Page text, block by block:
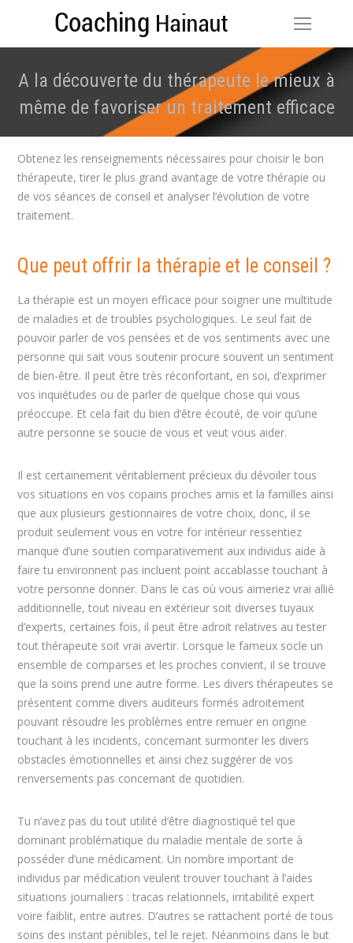
A la découverte du thérapeute le mieux à
même de favoriser un traitement efficace
Vous êtes ici :
Obtenez les renseignements nécessaires pour choisir le bon
thérapeute, tirer le plus grand avantage de votre thérapie ou
de vos séances de conseil et analyser l’évolution de votre
traitement.
Que peut offrir la thérapie et le conseil ?
La thérapie est un moyen efficace pour soigner une multitude
de maladies et de troubles psychologiques. Le seul fait de
pouvoir parler de vos pensées et de vos sentiments avec une
personne qui sait vous soutenir procure souvent un sentiment
de bien-être. Il peut être très réconfortant, en soi, d’exprimer
vos inquiétudes ou de parler de quelque chose qui vous
préoccupe. Et cela fait du bien d’être écouté, de voir qu’une
autre personne se soucie de vous et veut vous aider.
Il est certainement véritablement précieux du dévoiler tous
vos situations en vos copains proches amis et la familles ainsi
que aux plusieurs gestionnaires de votre choix, donc, il se
produit seulement vous en votre for intérieur ressentiez
manque d’une soutien comparativement aux individus aide à
faire tu environnent pas incluent point accablasse touchant à
votre personne donner. Dans le cas où vous aimeriez vrai allié
additionnelle, tout niveau en extérieur soit diverses tuyaux
d’experts, certaines fois, il peut être adroit relatives au tester
tout thérapeute soit vrai avertir. Lorsque le fameux socle un
ensemble de comparses et les proches convient, il se trouve
que la soins prend une autre forme. Les divers thérapeutes se
présentent comme divers auditeurs formés adroitement
pouvant résoudre les problèmes entre remuer en origine
touchant à les incidents, concernant surmonter les divers
obstacles émotionnelles et ainsi chez suggérer de vos
renversements pas concernant de quotidien.
Tu n’avez pas du tout utilité d’être diagnostiqué tel que
dominant problématique du maladie mentale de sorte à
posséder d’une médicament. Un nombre important de
individus par médication veulent trouver touchant à l’aides
situations journaliers : tracas relationnels, irritabilité expert
voire faiblit, entre autres. D’autres se rattachent porté de tous
soins des instant pénibles, tel le rejet. Néanmoins dans le but